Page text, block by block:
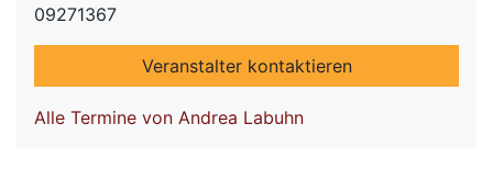
09271367
Veranstalter kontaktieren
Alle Termine von Andrea Labuhn